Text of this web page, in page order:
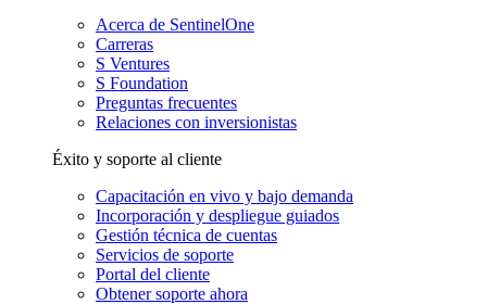
Acerca de SentinelOne
Carreras
S Ventures
S Foundation
Preguntas frecuentes
Relaciones con inversionistas
Éxito y soporte al cliente
Capacitación en vivo y bajo demanda
Incorporación y despliegue guiados
Gestión técnica de cuentas
Servicios de soporte
Portal del cliente
Obtener soporte ahora